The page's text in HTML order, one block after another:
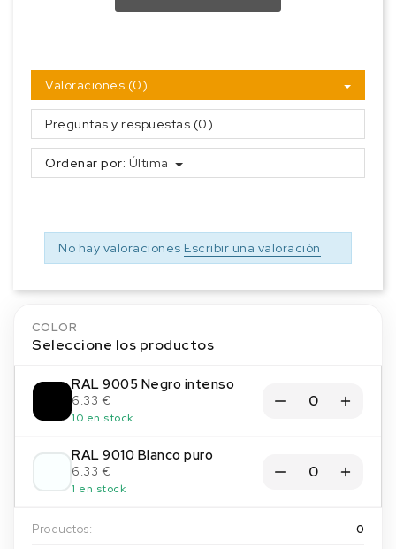
Valoraciones (0)
Preguntas y respuestas (0)
Ordenar por: Última
No hay valoraciones Escribir una valoración
COLOR
Seleccione los productos
RAL 9005 Negro intenso
6.33 €
10 en stock
RAL 9010 Blanco puro
6.33 €
1 en stock
Productos: 0